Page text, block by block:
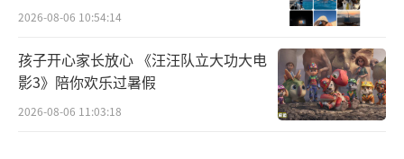
2026-08-06 10:54:14
孩子开心家长放心 《汪汪队立大功大电
影3》陪你欢乐过暑假
2026-08-06 11:03:18